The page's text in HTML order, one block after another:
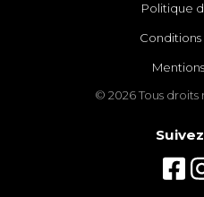
Politique
© 2026 Tous droits